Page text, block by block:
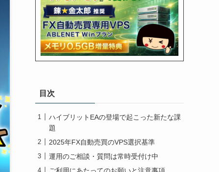
目次
ハイブリットEAの登場で起こった新たな課
題
2025年FX自動売買のVPS選択基準
運用のご相談・質問は常時受付け中
ご利用にあたってのお願いと注意事項